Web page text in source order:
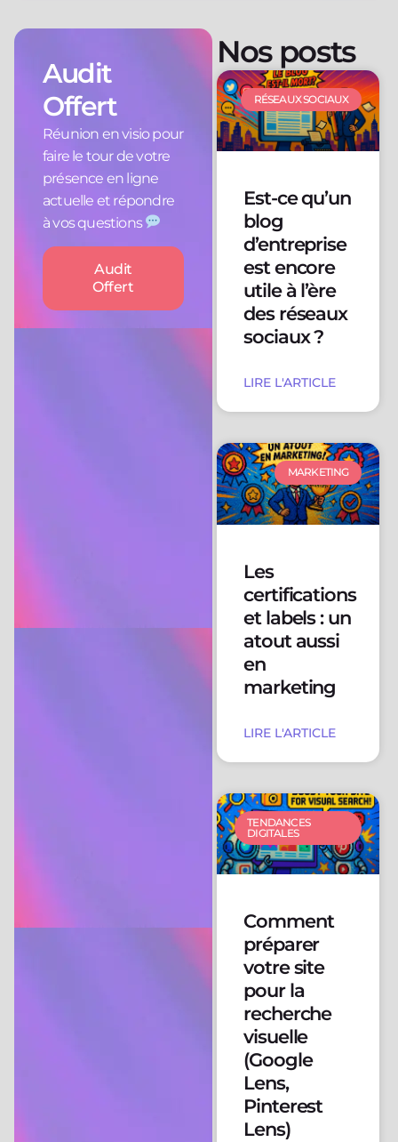
Audit
Offert
Réunion en visio pour
faire le tour de votre
présence en ligne
actuelle et répondre
à vos questions
Audit
Offert
Nos posts
RÉSEAUX SOCIAUX
Est-ce qu’un
blog
d’entreprise
est encore
utile à l’ère
des réseaux
sociaux ?
LIRE L'ARTICLE
MARKETING
Les
certifications
et labels : un
atout aussi
en
marketing
LIRE L'ARTICLE
TENDANCES
DIGITALES
Comment
préparer
votre site
pour la
recherche
visuelle
(Google
Lens,
Pinterest
Lens)